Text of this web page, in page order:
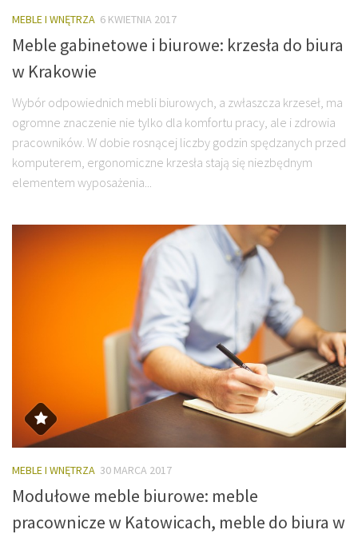
MEBLE I WNĘTRZA 6 KWIETNIA 2017
Meble gabinetowe i biurowe: krzesła do biura
w Krakowie
Wybór odpowiednich mebli biurowych, a zwłaszcza krzeseł, ma
ogromne znaczenie nie tylko dla komfortu pracy, ale i zdrowia
pracowników. W dobie rosnącej liczby godzin spędzanych przed
komputerem, ergonomiczne krzesła stają się niezbędnym
elementem wyposażenia...
MEBLE I WNĘTRZA 30 MARCA 2017
Modułowe meble biurowe: meble
pracownicze w Katowicach, meble do biura w